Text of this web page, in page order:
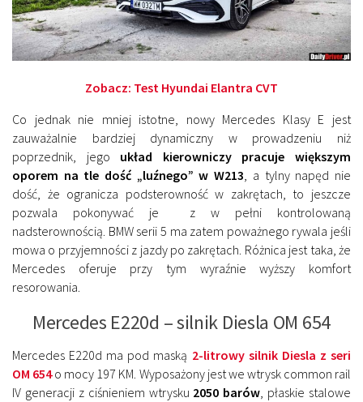
Zobacz: Test Hyundai Elantra CVT
Co jednak nie mniej istotne, nowy Mercedes Klasy E jest
zauważalnie bardziej dynamiczny w prowadzeniu niż
poprzednik, jego układ kierowniczy pracuje większym
oporem na tle dość „luźnego” w W213, a tylny napęd nie
dość, że ogranicza podsterowność w zakrętach, to jeszcze
pozwala pokonywać je z w pełni kontrolowaną
nadsterownością. BMW serii 5 ma zatem poważnego rywala jeśli
mowa o przyjemności z jazdy po zakrętach. Różnica jest taka, że
Mercedes oferuje przy tym wyraźnie wyższy komfort
resorowania.
Mercedes E220d – silnik Diesla OM 654
Mercedes E220d ma pod maską 2-litrowy silnik Diesla z seri
OM 654o mocy 197 KM. Wyposażony jest we wtrysk common rail
IV generacji z ciśnieniem wtrysku 2050 barów, płaskie stalowe